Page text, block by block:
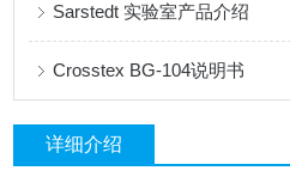
Sarstedt 实验室产品介绍
Crosstex BG-104说明书
详细介绍